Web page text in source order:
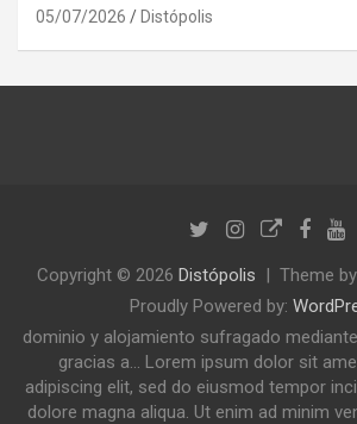
05/07/2026 Distópolis
Copyright © 2026 Distópolis Theme
Proudly Powered by:
dominio y alojamiento sufragado
gracias a... Lorem ipsum dolor sit
adipiscing elit, sed do eiusmod tempor
dolore magna aliqua. Ut enim ad minim